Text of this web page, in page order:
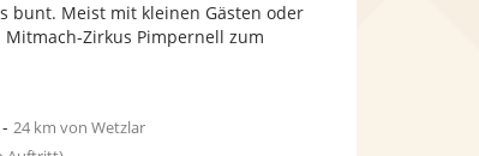
5
bunt. Meist mit kleinen Gästen oder
Zirkus Pimpernell zum
24 km von Wetzlar